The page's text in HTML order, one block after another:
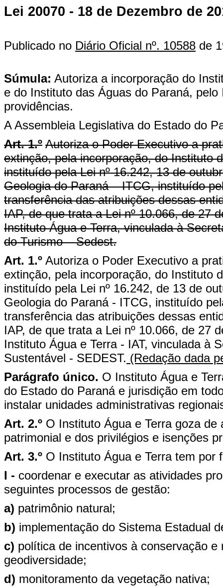
Lei 20070 - 18 de Dezembro de
Publicado no Diário Oficial nº. 10588 de
Súmula: Autoriza a incorporação do
e do Instituto das Águas do Paraná,
providências.
A Assembleia Legislativa do Estado do
Art. 1.º Autoriza o Poder Executivo a
extinção, pela incorporação, do Instituto
instituído pela Lei nº 16.242, 13 de
Geologia do Paraná – ITCG, instituído
transferência das atribuições dessas
IAP, de que trata a Lei nº 10.066, de 27
Instituto Água e Terra, vinculada à
do Turismo – Sedest.
Art. 1.º Autoriza o Poder Executivo a
extinção, pela incorporação, do Instituto
instituído pela Lei nº 16.242, de 13 de
Geologia do Paraná - ITCG, instituído
transferência das atribuições dessas
IAP, de que trata a Lei nº 10.066, de 27
Instituto Água e Terra - IAT, vinculada à
Sustentável - SEDEST. (Redação dada
Parágrafo único. O Instituto Água e
do Estado do Paraná e jurisdição em
instalar unidades administrativas
Art. 2.º O Instituto Água e Terra goza
patrimonial e dos privilégios e isenções
Art. 3.º O Instituto Água e Terra tem por
I - coordenar e executar as atividades
seguintes processos de gestão:
a) patrimônio natural;
b) implementação do Sistema Estadual
c) política de incentivos à conservação
geodiversidade;
d) monitoramento da vegetação nativa;